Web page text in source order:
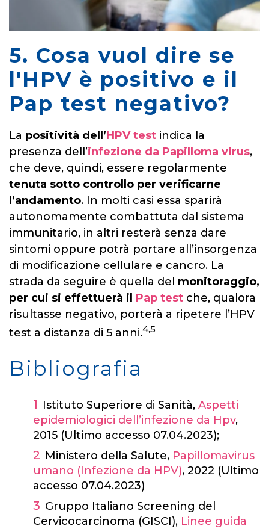
5. Cosa vuol dire se
l'HPV è positivo e il
Pap test negativo?
La positività dell’HPV test indica la
presenza dell’infezione da Papilloma virus,
che deve, quindi, essere regolarmente
tenuta sotto controllo per verificarne
l’andamento. In molti casi essa sparirà
autonomamente combattuta dal sistema
immunitario, in altri resterà senza dare
sintomi oppure potrà portare all’insorgenza
di modificazione cellulare e cancro. La
strada da seguire è quella del monitoraggio,
per cui si effettuerà il Pap test che, qualora
risultasse negativo, porterà a ripetere l’HPV
test a distanza di 5 anni.4,5
Bibliografia
Istituto Superiore di Sanità, Aspetti
epidemiologici dell’infezione da Hpv,
2015 (Ultimo accesso 07.04.2023);
Ministero della Salute, Papillomavirus
umano (Infezione da HPV), 2022 (Ultimo
accesso 07.04.2023)
Gruppo Italiano Screening del
Cervicocarcinoma (GISCI), Linee guida